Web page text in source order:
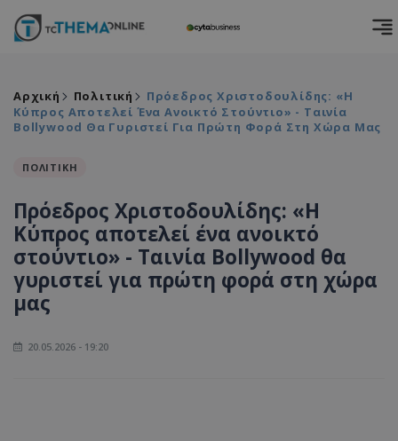
Αρχική Πολιτική
Πρόεδρος Χριστοδουλίδης: «Η
Κύπρος Αποτελεί Ένα Ανοικτό Στούντιο» - Ταινία
Bollywood Θα Γυριστεί Για Πρώτη Φορά Στη Χώρα Μας
ΠΟΛΙΤΙΚΗ
Πρόεδρος Χριστοδουλίδης: «Η
Κύπρος αποτελεί ένα ανοικτό
στούντιο» - Ταινία Bollywood θα
γυριστεί για πρώτη φορά στη χώρα
μας
20.05.2026 - 19:20